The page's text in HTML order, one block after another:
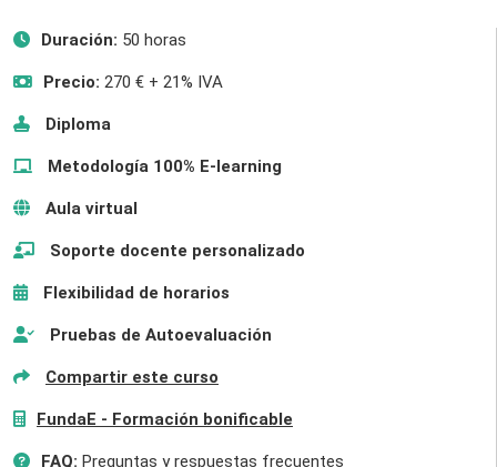
Duración: 50 horas
Precio: 270 € + 21% IVA
Diploma
Metodología 100% E-learning
Aula virtual
Soporte docente personalizado
Flexibilidad de horarios
Pruebas de Autoevaluación
Compartir este curso
FundaE - Formación bonificable
FAQ: Preguntas y respuestas frecuentes